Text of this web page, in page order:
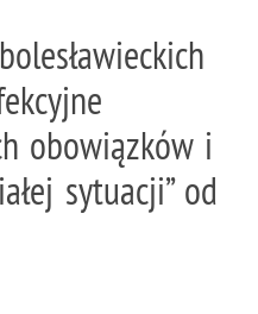
obowiązków i
sytuacji” od